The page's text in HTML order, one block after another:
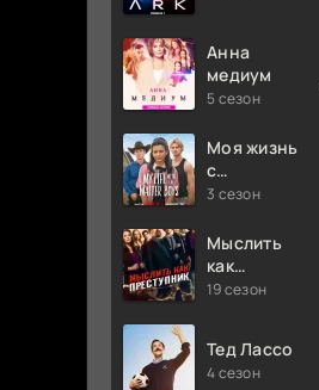
Анна
медиум
5 сезон
Моя жизнь
с
мальчиками
3 сезон
Мыслить
как
преступник
19 сезон
Тед Лассо
4 сезон